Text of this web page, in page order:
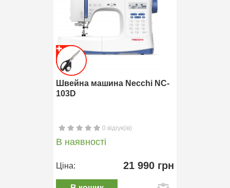
Швейна машина Necchi NC-
103D
0 відгук(ів)
В наявності
Ціна: 21 990 грн